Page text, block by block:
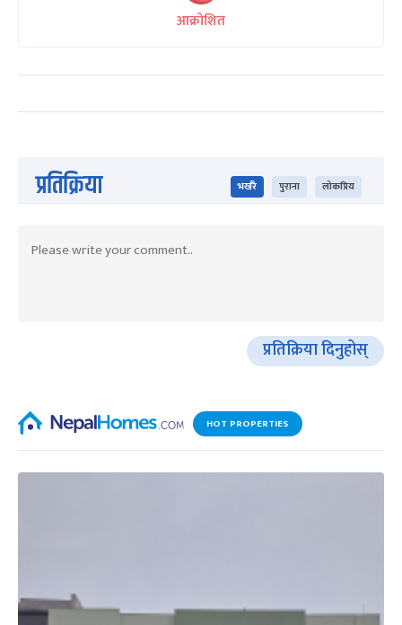
आक्रोशित
प्रतिक्रिया भर्खरै पुराना लोकप्रिय
प्रतिक्रिया दिनुहोस्
HOT PROPERTIES